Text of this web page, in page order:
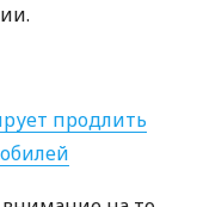
продлить